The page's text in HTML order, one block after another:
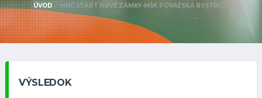
ÚVOD MHC ŠTART NOVÉ ZÁMKY-MŠK POVAŽSKÁ BYSTRICA
VÝSLEDOK